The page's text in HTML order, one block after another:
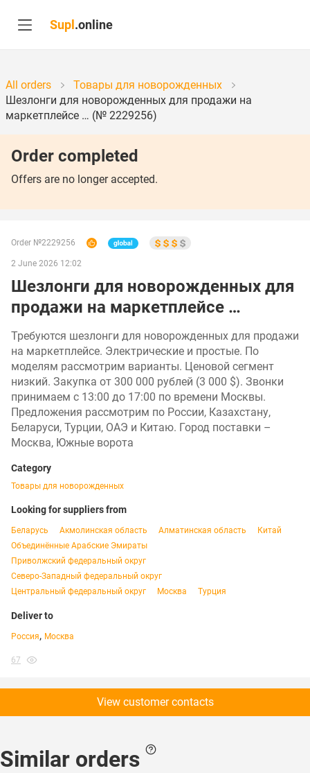
Supl .online
All orders
Товары для новорожденных
Шезлонги для новорожденных для продажи на
маркетплейсе … (№ 2229256)
Order completed
Offers are no longer accepted.
Order №2229256
2 June 2026 12:02
Шезлонги для новорожденных для
продажи на маркетплейсе …
Требуются шезлонги для новорожденных для продажи
на маркетплейсе. Электрические и простые. По
моделям рассмотрим варианты. Ценовой сегмент
низкий. Закупка от 300 000 рублей (3 000 $). Звонки
принимаем с 13:00 до 17:00 по времени Москвы.
Предложения рассмотрим по России, Казахстану,
Беларуси, Турции, ОАЭ и Китаю. Город поставки –
Москва, Южные ворота
Category
Товары для новорожденных
Looking for suppliers from
Беларусь Акмолинская область Алматинская область
Китай
Объединённые Арабские Эмираты
Приволжский федеральный округ
Северо-Западный федеральный округ
Центральный федеральный округ
Москва Турция
Deliver to
Россия, Москва
67
View customer contacts
Similar orders